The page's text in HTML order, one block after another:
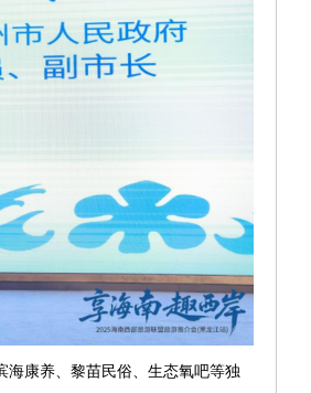
海康养、黎苗民俗、生态氧吧等独